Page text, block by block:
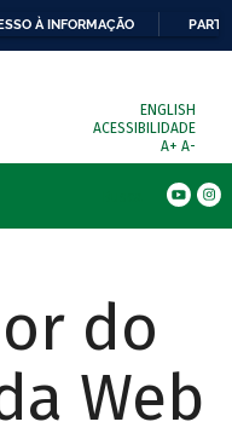
À INFORMAÇÃO
ENGLISH
ACESSIBILIDADE
A+ A-
do
Web